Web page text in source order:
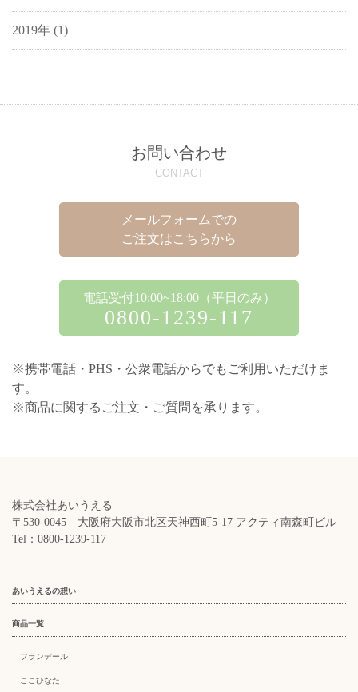
2019年 (1)
お問い合わせ
CONTACT
メールフォームでの
ご注文はこちらから
電話受付10:00~18:00（平日のみ）
0800-1239-117
※携帯電話・PHS・公衆電話からでもご利用いただけま
す。
※商品に関するご注文・ご質問を承ります。
株式会社あいうえる
〒530-0045 大阪府大阪市北区天神西町5-17 アクティ南森町ビル
Tel：0800-1239-117
あいうえるの想い
商品一覧
フランデール
ここひなた